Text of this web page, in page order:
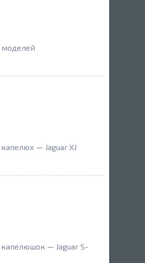
моделей
— Jaguar XJ
— Jaguar S-